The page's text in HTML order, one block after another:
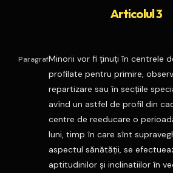
Articolul 3
ParagrafMinorii vor fi ţinuţi în centrele
profilate pentru primire,
repartizare sau în secţiile
avînd un astfel de profil din
centre de reeducare o
luni, timp în care sînt
aspectul sănătăţii, se
aptitudinilor şi inclinatiilor în